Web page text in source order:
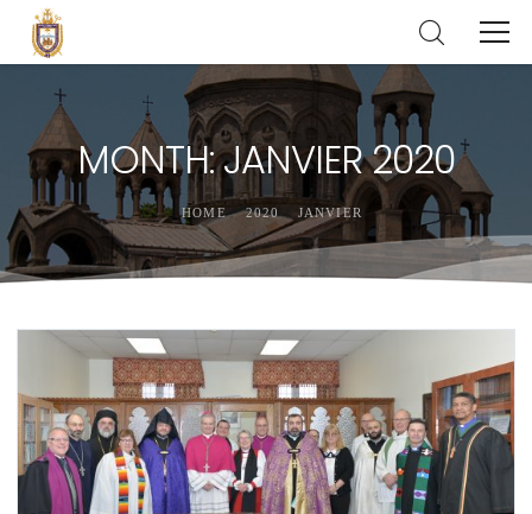
MONTH: JANVIER 2020
HOME 2020 JANVIER